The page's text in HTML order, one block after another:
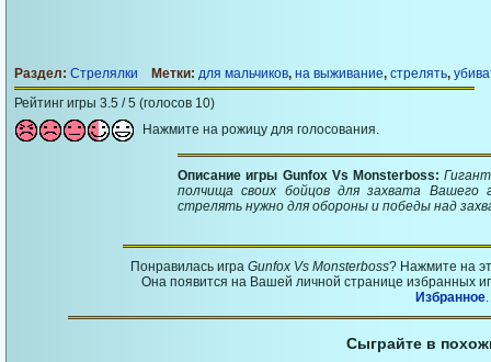
Раздел: Стрелялки Метки: для мальчиков, на выживание, стрелять,
Рейтинг игры 3.5 / 5 (голосов 10)
Нажмите на рожицу для голосования.
Описание игры Gunfox Vs Monsterboss:
полчища своих бойцов для захвата
стрелять нужно для обороны и победы над
Понравилась игра Gunfox Vs Monsterboss? Нажмите на
Она появится на Вашей личной странице избранных
Избранное.
Сыграйте в